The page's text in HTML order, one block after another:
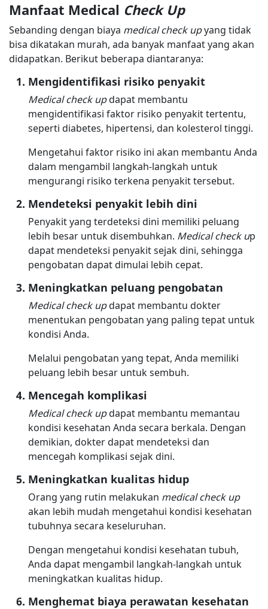
Manfaat Medical Check Up
Sebanding dengan biaya medical check upyang tidak
bisa dikatakan murah, ada banyak manfaat yang akan
didapatkan. Berikut beberapa diantaranya:
Mengidentifikasi risiko penyakit
Medical check updapat membantu
mengidentifikasi faktor risiko penyakit tertentu,
seperti diabetes, hipertensi, dan kolesterol tinggi.
Mengetahui faktor risiko ini akan membantu Anda
dalam mengambil langkah-langkah untuk
mengurangi risiko terkena penyakit tersebut.
Mendeteksi penyakit lebih dini
Penyakit yang terdeteksi dini memiliki peluang
lebih besar untuk disembuhkan. Medical check up
dapat mendeteksi penyakit sejak dini, sehingga
pengobatan dapat dimulai lebih cepat.
Meningkatkan peluang pengobatan
Medical check updapat membantu dokter
menentukan pengobatan yang paling tepat untuk
kondisi Anda.
Melalui pengobatan yang tepat, Anda memiliki
peluang lebih besar untuk sembuh.
Mencegah komplikasi
Medical check updapat membantu memantau
kondisi kesehatan Anda secara berkala. Dengan
demikian, dokter dapat mendeteksi dan
mencegah komplikasi sejak dini.
Meningkatkan kualitas hidup
Orang yang rutin melakukan medical check up
akan lebih mudah mengetahui kondisi kesehatan
tubuhnya secara keseluruhan.
Dengan mengetahui kondisi kesehatan tubuh,
Anda dapat mengambil langkah-langkah untuk
meningkatkan kualitas hidup.
Menghemat biaya perawatan kesehatan